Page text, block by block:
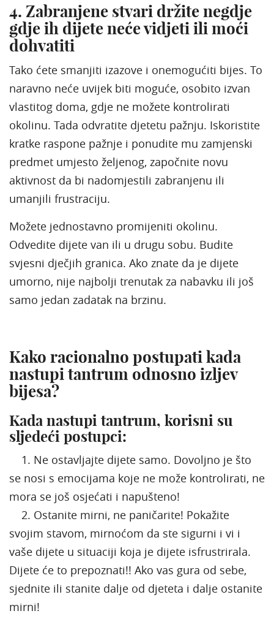
4. Zabranjene stvari držite negdje
gdje ih dijete neće vidjeti ili moći
dohvatiti
Tako ćete smanjiti izazove i onemogućiti bijes. To
naravno neće uvijek biti moguće, osobito izvan
vlastitog doma, gdje ne možete kontrolirati
okolinu. Tada odvratite djetetu pažnju. Iskoristite
kratke raspone pažnje i ponudite mu zamjenski
predmet umjesto željenog, započnite novu
aktivnost da bi nadomjestili zabranjenu ili
umanjili frustraciju.
Možete jednostavno promijeniti okolinu.
Odvedite dijete van ili u drugu sobu. Budite
svjesni dječjih granica. Ako znate da je dijete
umorno, nije najbolji trenutak za nabavku ili još
samo jedan zadatak na brzinu.
Kako racionalno postupati kada
nastupi tantrum odnosno izljev
bijesa?
Kada nastupi tantrum, korisni su
sljedeći postupci:
1. Ne ostavljajte dijete samo. Dovoljno je što
se nosi s emocijama koje ne može kontrolirati, ne
mora se još osjećati i napušteno!
2. Ostanite mirni, ne paničarite! Pokažite
svojim stavom, mirnoćom da ste sigurni i vi i
vaše dijete u situaciji koja je dijete isfrustrirala.
Dijete će to prepoznati!! Ako vas gura od sebe,
sjednite ili stanite dalje od djeteta i dalje ostanite
mirni!